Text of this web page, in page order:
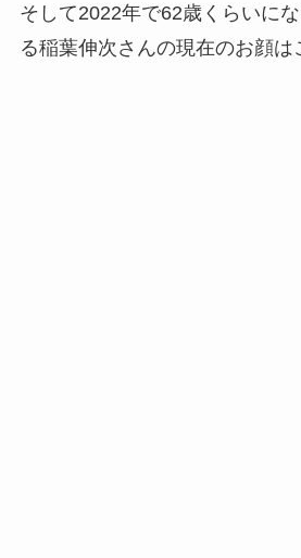
そして2022年で62歳くらいに
る稲葉伸次さんの現在のお顔は